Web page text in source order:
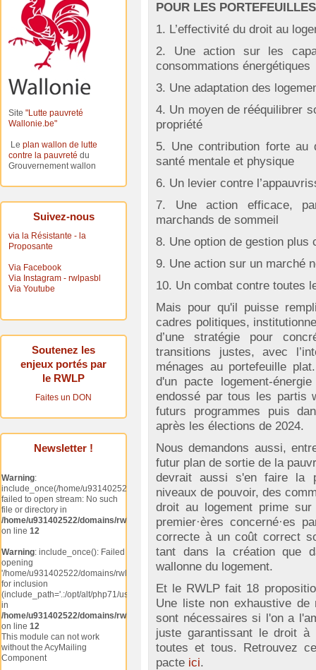
Site "Lutte pauvreté
Wallonie.be"
Le plan wallon de lutte
contre la pauvreté du
Grouvernement wallon
Suivez-nous
via la Résistante - la
Proposante
Via Facebook
Via Instagram - rwlpasbl
Via Youtube
Soutenez les
enjeux portés par
le RWLP
Faites un DON
Newsletter !
Warning:
include_once(/home/u931402522/domains/rwlp.rtaweb.be/public_html/
failed to open stream: No such
file or directory in
/home/u931402522/domains/rwlp.rtaweb.be/public_html/modules/
on line 12
Warning: include_once(): Failed
opening
'/home/u931402522/domains/rwlp.rtaweb.be/public_html/administrator/
for inclusion
(include_path='.:/opt/alt/php71/usr/share/pear')
in
/home/u931402522/domains/rwlp.rtaweb.be/public_html/modules/
on line 12
This module can not work
without the AcyMailing
Component
POUR LES
1. L’effectivité du droit au
2. Une action sur les
consommations énergétiques
3. Une adaptation des
4. Un moyen de rééquilibrer
propriété
5. Une contribution forte au
santé mentale et physique
6. Un levier contre
7. Une action efficace,
marchands de sommeil
8. Une option de gestion plus
9. Une action sur un marché
10. Un combat contre toutes
Mais pour qu'il puisse
cadres politiques,
d’une stratégie pour
transitions justes, avec
ménages au portefeuille
d'un pacte logement-
endossé par tous les partis
futurs programmes puis
après les élections de 2024.
Nous demandons aussi,
futur plan de sortie de la
devrait aussi s'en faire la
niveaux de pouvoir, des
droit au logement prime
premier·ères concerné·es
correcte à un coût correct
tant dans la création que
wallonne du logement.
Et le RWLP fait 18
Une liste non exhaustive
sont nécessaires si l'on a
juste garantissant le droit à
toutes et tous. Retrouvez
pacte ici.